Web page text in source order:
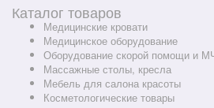
Каталог товаров
Медицинские кровати
Медицинское оборудование
Оборудование скорой помощи и
Массажные столы, кресла
Мебель для салона красоты
Косметологические товары